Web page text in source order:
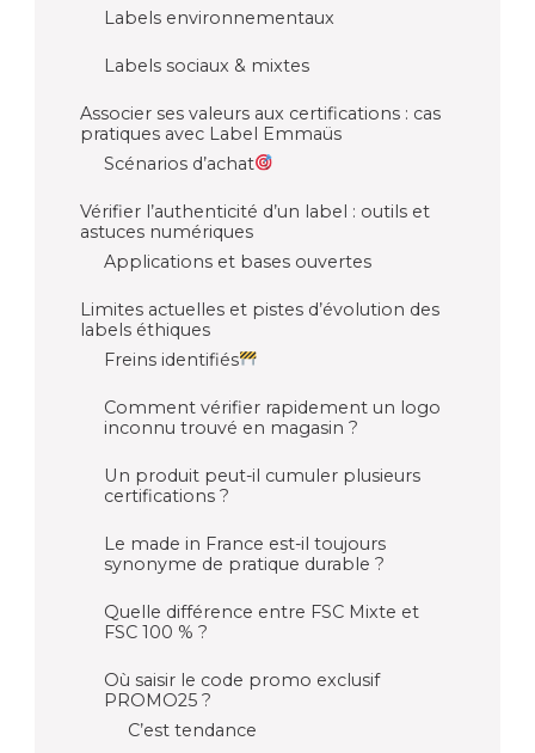
Labels environnementaux
Labels sociaux & mixtes
Associer ses valeurs aux certifications : cas
pratiques avec Label Emmaüs
Scénarios d’achat
Vérifier l’authenticité d’un label : outils et
astuces numériques
Applications et bases ouvertes
Limites actuelles et pistes d’évolution des
labels éthiques
Freins identifiés
Comment vérifier rapidement un logo
inconnu trouvé en magasin ?
Un produit peut-il cumuler plusieurs
certifications ?
Le made in France est-il toujours
synonyme de pratique durable ?
Quelle différence entre FSC Mixte et
FSC 100 % ?
Où saisir le code promo exclusif
PROMO25 ?
C’est tendance